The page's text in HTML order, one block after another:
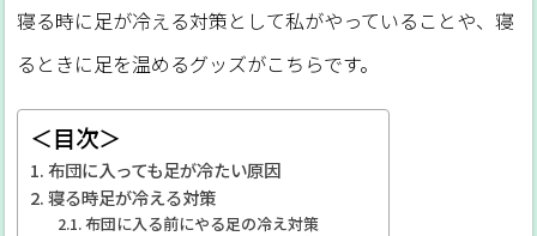
寝る時に足が冷える対策として私がやっていることや、寝
るときに足を温めるグッズがこちらです。
＜目次＞
布団に入っても足が冷たい原因
寝る時足が冷える対策
布団に入る前にやる足の冷え対策